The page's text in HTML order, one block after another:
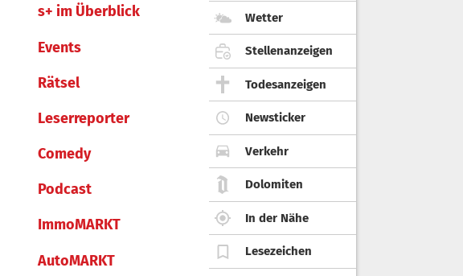
s+ im Überblick
Events
Rätsel
Leserreporter
Comedy
Podcast
ImmoMARKT
AutoMARKT
Wetter
Stellenanzeigen
Todesanzeigen
Newsticker
Verkehr
Dolomiten
In der Nähe
Lesezeichen